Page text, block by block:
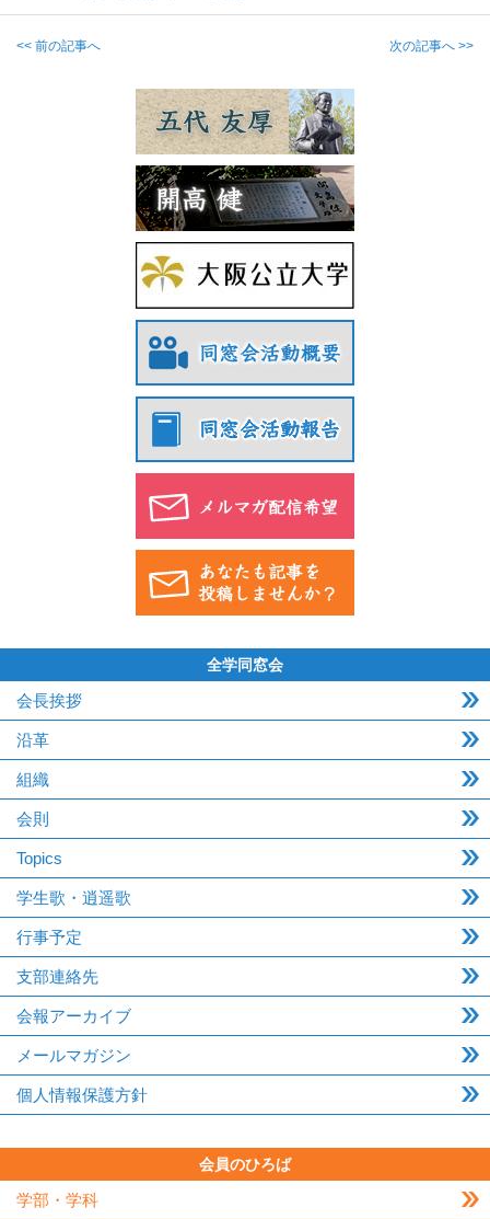
<< 前の記事へ 次の記事へ >>
全学同窓会
会長挨拶
沿革
組織
会則
Topics
学生歌・逍遥歌
行事予定
支部連絡先
会報アーカイブ
メールマガジン
個人情報保護方針
会員のひろば
学部・学科